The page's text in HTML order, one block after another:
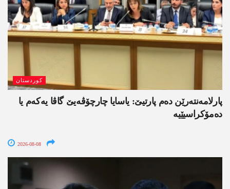
کوردستان
پارلامەنتەرێن دەم پارتیێ: یاسایا چارچۆڤەیێ گاڤا یەکەم یا
دەمۆکراسیێیە
2026-08-08